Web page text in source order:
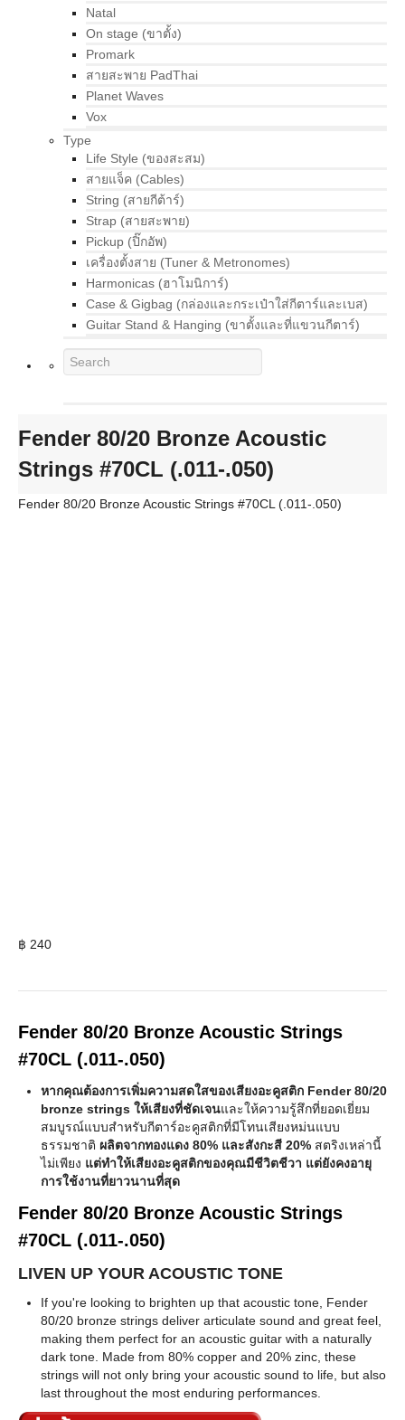
Natal
On stage (ขาตั้ง)
Promark
สายสะพาย PadThai
Planet Waves
Vox
Type
Life Style (ของสะสม)
สายแจ็ค (Cables)
String (สายกีต้าร์)
Strap (สายสะพาย)
Pickup (ปิ๊กอัพ)
เครื่องตั้งสาย (Tuner & Metronomes)
Harmonicas (ฮาโมนิการ์)
Case & Gigbag (กล่องและกระเป๋าใส่กีตาร์และเบส)
Guitar Stand & Hanging (ขาตั้งและที่แขวนกีตาร์)
Fender 80/20 Bronze Acoustic
Strings #70CL (.011-.050)
Fender 80/20 Bronze Acoustic Strings #70CL (.011-.050)
฿ 240
Fender 80/20 Bronze Acoustic Strings
#70CL (.011-.050)
หากคุณต้องการเพิ่มความสดใสของเสียงอะคูสติก Fender 80/20
bronze strings ให้เสียงที่ชัดเจนและให้ความรู้สึกที่ยอดเยี่ยม
สมบูรณ์แบบสำหรับกีตาร์อะคูสติกที่มีโทนเสียงหม่นแบบ
ธรรมชาติ ผลิตจากทองแดง 80% และสังกะสี 20% สตริงเหล่านี้
ไม่เพียง แต่ทำให้เสียงอะคูสติกของคุณมีชีวิตชีวา แต่ยังคงอายุ
การใช้งานที่ยาวนานที่สุด
Fender 80/20 Bronze Acoustic Strings
#70CL (.011-.050)
LIVEN UP YOUR ACOUSTIC TONE
If you're looking to brighten up that acoustic tone, Fender
80/20 bronze strings deliver articulate sound and great feel,
making them perfect for an acoustic guitar with a naturally
dark tone. Made from 80% copper and 20% zinc, these
strings will not only bring your acoustic sound to life, but also
last throughout the most enduring performances.